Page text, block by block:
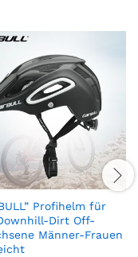
Profihelm für
Dirt Off-
Männer-Frauen